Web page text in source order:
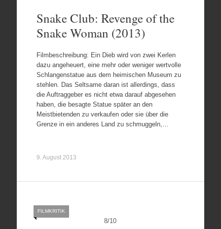
Snake Club: Revenge of the
Snake Woman (2013)
Filmbeschreibung: Ein Dieb wird von zwei Kerlen
dazu angeheuert, eine mehr oder weniger wertvolle
Schlangenstatue aus dem heimischen Museum zu
stehlen. Das Seltsame daran ist allerdings, dass
die Auftraggeber es nicht etwa darauf abgesehen
haben, die besagte Statue später an den
Meistbietenden zu verkaufen oder sie über die
Grenze in ein anderes Land zu schmuggeln,…
9. August 2013
8/10
FILMKRITIK